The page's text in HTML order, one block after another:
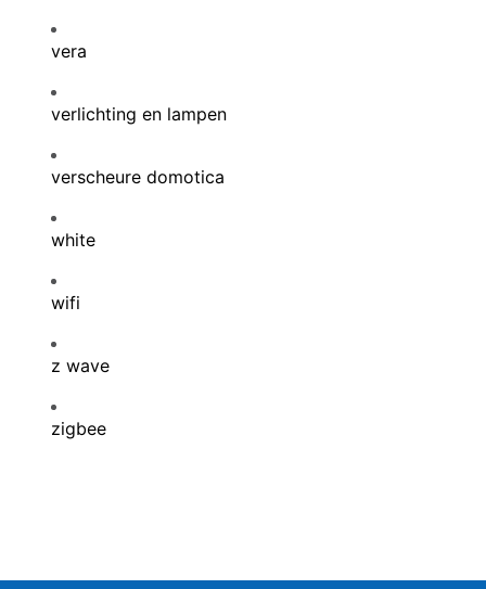
vera
verlichting en lampen
verscheure domotica
white
wifi
z wave
zigbee